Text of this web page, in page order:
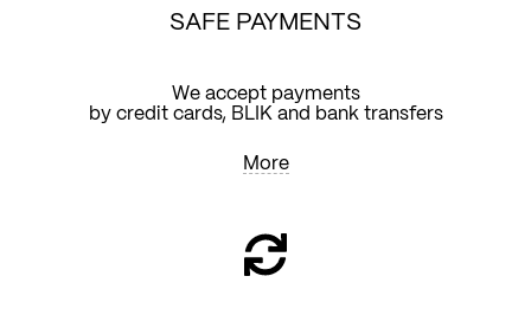
SAFE PAYMENTS
We accept payments
by credit cards, BLIK and bank transfers
More